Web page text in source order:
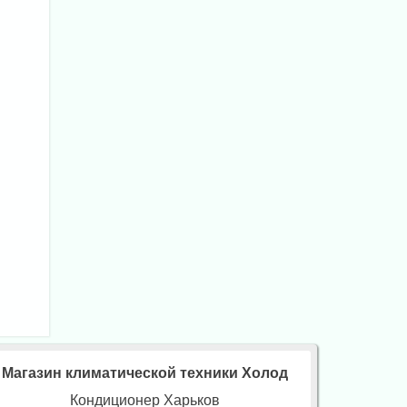
Магазин климатической техники Холод
Кондиционер Харьков